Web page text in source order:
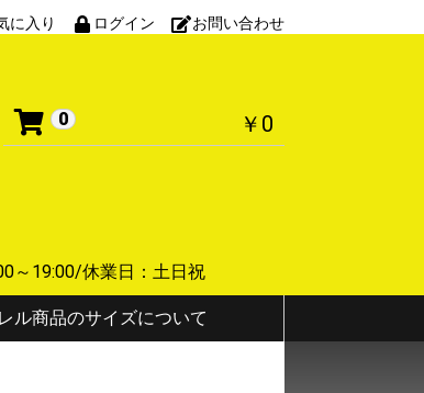
に入り ログイン お問い合わせ
0 ￥0
～19:00/休業日：土日祝
ル商品のサイズについて